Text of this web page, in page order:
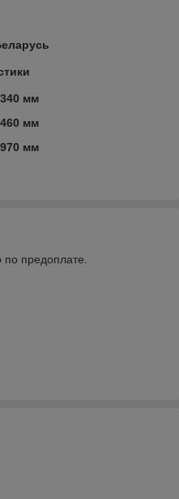
мм
мм
мм
по предоплате.